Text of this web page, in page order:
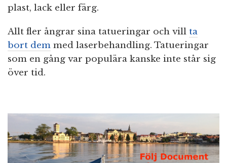
plast, lack eller färg.
Allt fler ångrar sina tatueringar och vill ta
bort dem med laserbehandling. Tatueringar
som en gång var populära kanske inte står sig
över tid.